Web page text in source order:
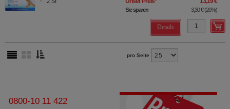
Sie sparen 3,30 €(20%)
Details
pro Seite
0800-10 11 422